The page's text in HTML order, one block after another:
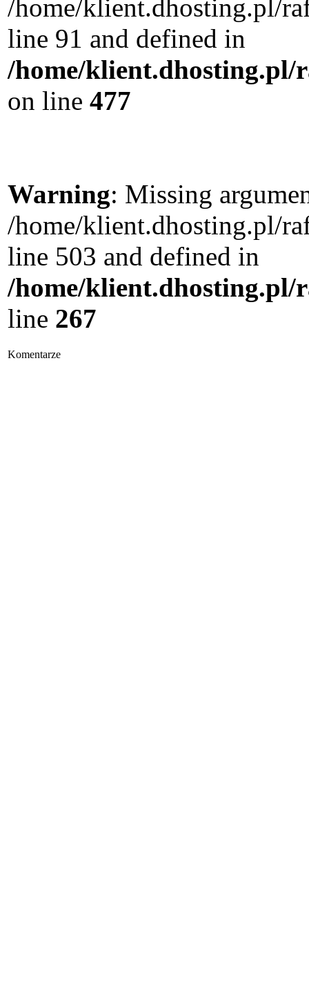
/home/klient.dhosting.pl/
line 91 and defined in
/home/klient.dhosting.pl/
on line 477
Warning: Missing
/home/klient.dhosting.pl/
line 503 and defined in
/home/klient.dhosting.pl/
line 267
Komentarze